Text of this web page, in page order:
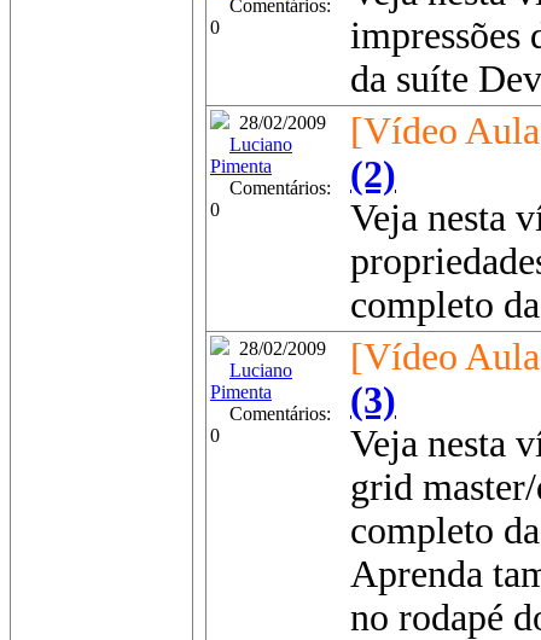
Comentários:
0
da suíte
28/02/2009
Luciano
Pimenta
Comentários:
0
[Vídeo
(2)
Veja nesta
completo
28/02/2009
Luciano
Pimenta
Comentários:
0
[Vídeo
(3)
Veja nesta
grid
completo
Aprenda
no rodapé